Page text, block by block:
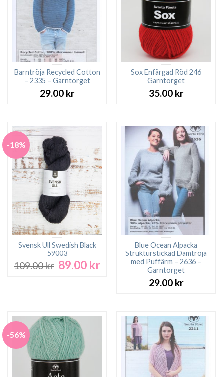
Barntröja Recycled Cotton
– 2335 – Garntorget
29.00 kr
Sox Enfärgad Röd 246
Garntorget
35.00 kr
-18%
Svensk Ull Swedish Black
59003
109.00kr Det
89.00 krDet
Blue Ocean Alpacka
Strukturstickad Damtröja
med Puffärm – 2636 –
Garntorget
29.00 kr
-56%